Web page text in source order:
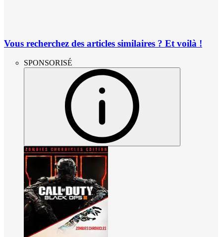
Vous recherchez des articles similaires ? Et voilà !
SPONSORISÉ